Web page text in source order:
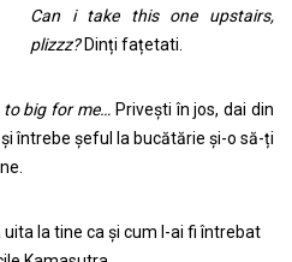
Can i take this one upstairs,
plizzz?Dinți fațetati.
big for me… Privești în jos, dai din
întrebe șeful la bucătărie și-o să-ți
la tine ca și cum l-ai fi întrebat